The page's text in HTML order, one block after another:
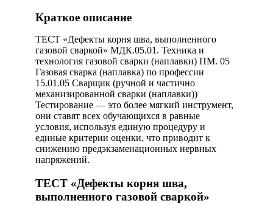
Краткое описание
ТЕСТ «Дефекты корня шва, выполненного
газовой сваркой» МДК.05.01. Техника и
технология газовой сварки (наплавки) ПМ. 05
Газовая сварка (наплавка) по профессии
15.01.05 Сварщик (ручной и частично
механизированной сварки (наплавки))
Тестирование — это более мягкий инструмент,
они ставят всех обучающихся в равные
условия, используя единую процедуру и
единые критерии оценки, что приводит к
снижению предэкзаменационных нервных
напряжений.
ТЕСТ «Дефекты корня шва,
выполненного газовой сваркой»